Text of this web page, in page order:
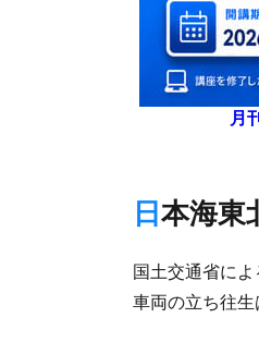
月
日本海
国土交通省に
車両の立ち往生